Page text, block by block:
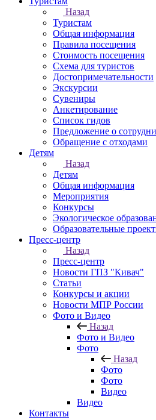
Назад
Туристам
Общая информация
Правила посещения
Стоимость посещения
Схема для туристов
Достопримечательности
Экскурсии
Сувениры
Анкетирование
Список гидов
Предложение о
Обращение с отходами
Детям
Назад
Детям
Общая информация
Мероприятия
Конкурсы
Экологическое
Образовательные
Пресс-центр
Назад
Пресс-центр
Новости ГПЗ "Кивач"
Статьи
Конкурсы и акции
Новости МПР России
Фото и Видео
Назад
Фото и Видео
Фото
Назад
Фото
Фото
Видео
Видео
Контакты